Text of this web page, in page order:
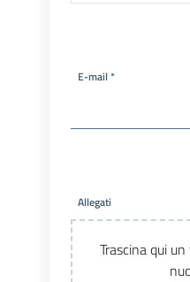
E-mail *
Allegati
Trascina qui